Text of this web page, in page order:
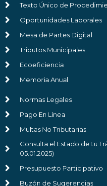
Texto Único de
Oportunidades Laborales
Mesa de Partes Digital
Tributos Municipales
Ecoeficiencia
Memoria Anual
Normas Legales
Pago En Línea
Multas No Tributarias
Consulta el Estado de tu
05.01.2025)
Presupuesto Participativo
Buzón de Sugerencias